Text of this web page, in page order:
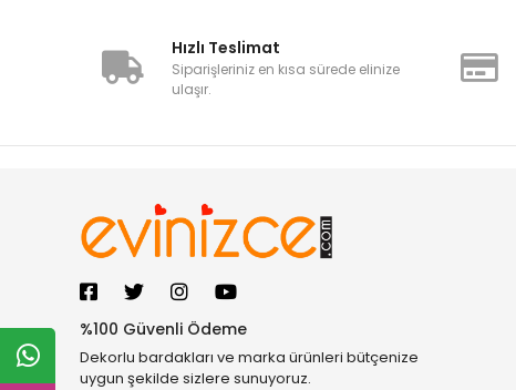
Hızlı Teslimat
Siparişleriniz en kısa sürede elinize
ulaşır.
%100 Güvenli Ödeme
Dekorlu bardakları ve marka ürünleri bütçenize
uygun şekilde sizlere sunuyoruz.